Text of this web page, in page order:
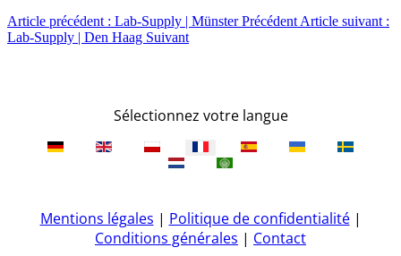
Article précédent : Lab-Supply | MünsterPrécédent Article suivant :
Lab-Supply | Den Haag Suivant
Sélectionnez votre langue
Mentions légales | Politique de confidentialité|
Conditions générales | Contact